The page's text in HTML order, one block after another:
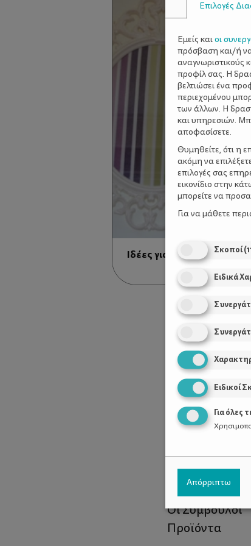
Ιδέες για παιδικό wall
Χρήσιμοι
Τι είναι το
Οι Σύμβουλοι
Προϊόντα
Επιλογές
Εμείς καιοι
πρόσβαση και/ή
αναγνωριστικούς
προφίλ σας. Η
βελτιώσει ένα
περιεχομένου
των άλλων. Η
και υπηρεσιών.
αποφασίσετε.
Θυμηθείτε, ότι η
ακόμη να
επιλογές σας
εικονίδιο στην
μπορείτε να
Για να μάθετε
Σκοποί(
Ειδικά
Ειδικοί
Για όλες
Απόρριπτω